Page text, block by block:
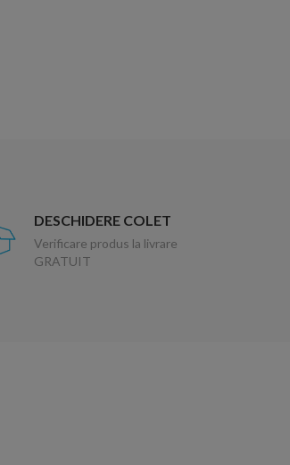
DESCHIDERE COLET
Verificare produs la livrare
GRATUIT